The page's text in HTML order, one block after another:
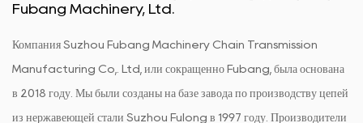
Fubang Machinery, Ltd.
Компания Suzhou Fubang Machinery Chain Transmission
Manufacturing Co,. Ltd, или сокращенно Fubang, была основана
в 2018 году. Мы были созданы на базе завода по производству цепей
из нержавеющей стали Suzhou Fulong в 1997 году. Производители